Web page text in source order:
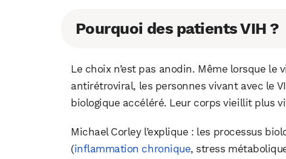
Pourquoi des patients VIH ?
Le choix n’est pas anodin. Même lorsque
antirétroviral, les personnes vivant avec le
biologique accéléré. Leur corps vieillit plus
Michael Corley l’explique : les processus
(inflammation chronique, stress